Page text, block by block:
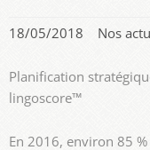
18/05/2018 Nos
Planification
lingoscore™
En 2016, environ 85